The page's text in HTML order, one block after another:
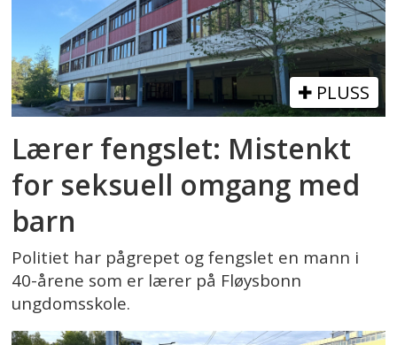
PLUSS
Lærer fengslet: Mistenkt
for seksuell omgang med
barn
Politiet har pågrepet og fengslet en mann i
40-årene som er lærer på Fløysbonn
ungdomsskole.